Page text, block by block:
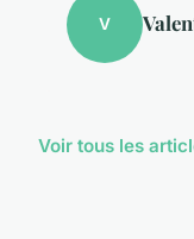
V
Voir tous les